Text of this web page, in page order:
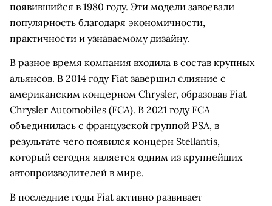
появившийся в 1980 году. Эти модели завоевали
популярность благодаря экономичности,
практичности и узнаваемому дизайну.
В разное время компания входила в состав крупных
альянсов. В 2014 году Fiat завершил слияние с
американским концерном Chrysler, образовав Fiat
Chrysler Automobiles (FCA). В 2021 году FCA
объединилась с французской группой PSA, в
результате чего появился концерн Stellantis,
который сегодня является одним из крупнейших
автопроизводителей в мире.
В последние годы Fiat активно развивает